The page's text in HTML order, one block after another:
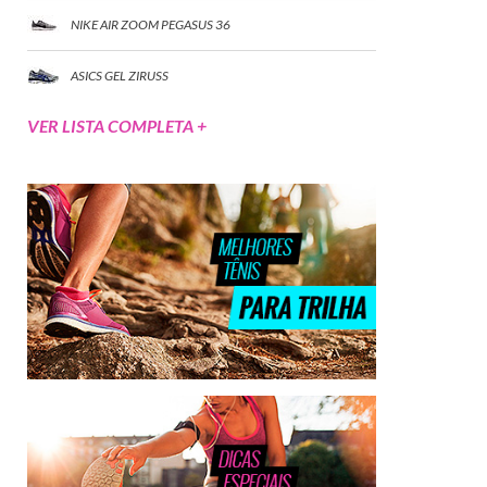
NIKE AIR ZOOM PEGASUS 36
ASICS GEL ZIRUSS
VER LISTA COMPLETA +